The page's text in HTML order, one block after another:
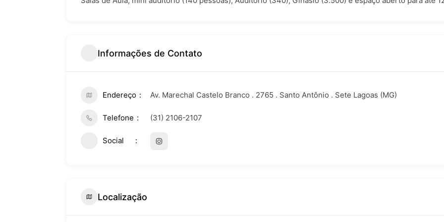
Informações de Contato
Endereço Av. Marechal Castelo Branco . 2765 . Santo Antônio . Sete Lagoas (MG)
Telefone (31) 2106-2107
Social
Localização